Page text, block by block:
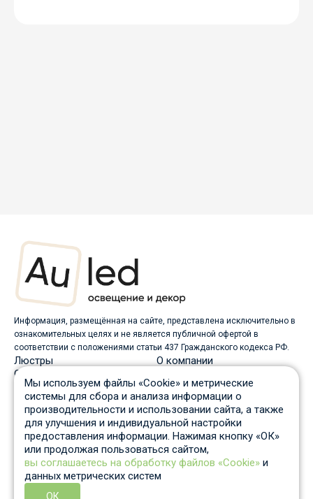
Информация, размещённая на сайте, представлена исключительно в
ознакомительных целях и не является публичной офертой в
соответствии с положениями статьи 437 Гражданского кодекса РФ.
Люстры
О компании
Светильники
Бра
Оплата
Торшеры
Скидки
Споты
Вопрос-ответ
Настольные лампы
Гарантия и возврат
Уличные светильники
Статьи
Трековые системы
Отзывы
Пн-Пт: c 10 до 19 по Москве
Отдел продаж
8 931 210-53-05
Мы используем файлы «Cookie» и метрические
системы для сбора и анализа информации о
производительности и использовании сайта, а также
для улучшения и индивидуальной настройки
предоставления информации. Нажимая кнопку «ОК»
или продолжая пользоваться сайтом,
вы соглашаетесь на обработку файлов «Cookie» и
данных метрических систем
ОК